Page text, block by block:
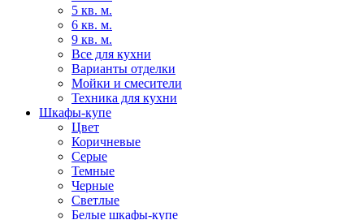
5 кв. м.
6 кв. м.
9 кв. м.
Все для кухни
Варианты отделки
Мойки и смесители
Техника для кухни
Шкафы-купе
Цвет
Коричневые
Серые
Темные
Черные
Светлые
Белые шкафы-купе